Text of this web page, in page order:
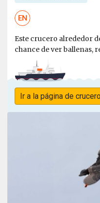
EN
Este crucero alrededor
chance de ver ballenas,
Ir a la página de